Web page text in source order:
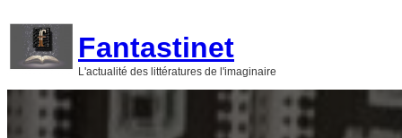
contenu
Fantastinet
L'actualité des littératures de l'imaginaire